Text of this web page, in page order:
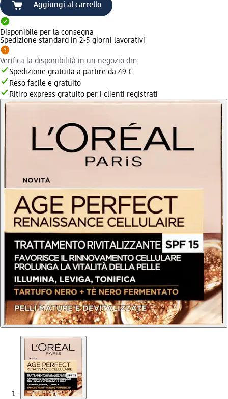
Aggiungi al carrello
Disponibile per la consegna
Spedizione standard in 2-5 giorni lavorativi
Verifica la disponibilità in un negozio dm
Spedizione gratuita a partire da 49 €
Reso facile e gratuito
Ritiro express gratuito per i clienti registrati